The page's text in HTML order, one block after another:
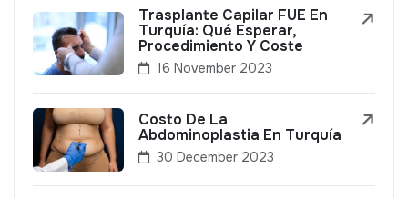
Trasplante Capilar FUE En
Turquía: Qué Esperar,
Procedimiento Y Coste
16 November 2023
Costo De La
Abdominoplastia En Turquía
30 December 2023